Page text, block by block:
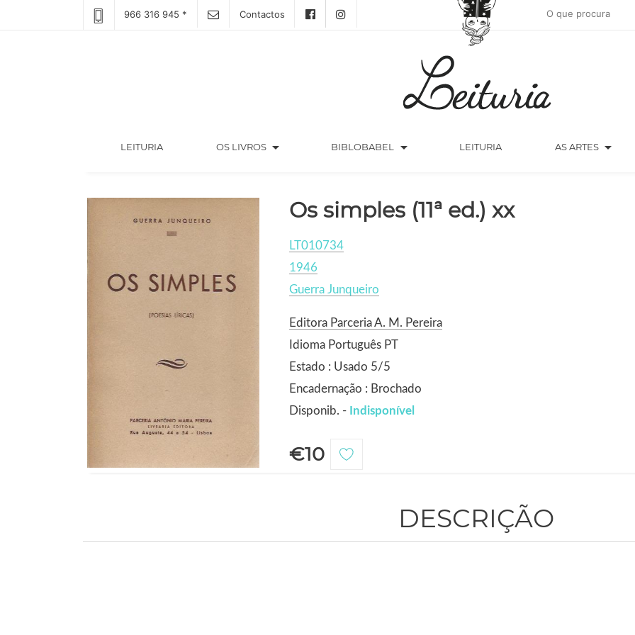
966 316 945 * Contactos
LEITURIA(CURRENT) OS LIVROS arrow_drop_down BIBLOBABEL arrow_drop_down LEITURIA AS ARTES arrow_drop_down
Os simples (11ª ed.) xx
LT010734
1946
Guerra Junqueiro
Editora Parceria A. M. Pereira
Idioma Português PT
Estado : Usado 5/5
Encadernação : Brochado
Disponib. - Indisponível
€10
DESCRIÇÃO